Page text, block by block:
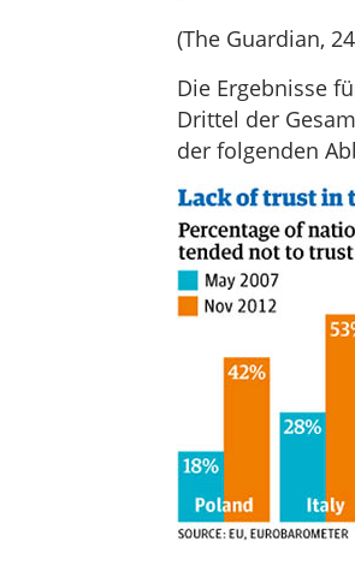
(The Guardian,
Die Ergebnisse
Drittel der
der folgenden